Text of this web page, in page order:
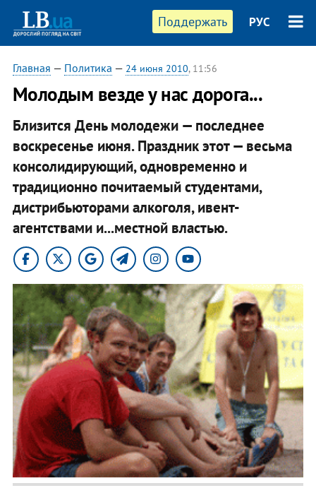
Поддержать РУС
Главная — Политика — 24 июня 2010, 11:56
Молодым везде у нас дорога...
Близится День молодежи — последнее
воскресенье июня. Праздник этот — весьма
консолидирующий, одновременно и
традиционно почитаемый студентами,
дистрибьюторами алкоголя, ивент-
агентствами и...местной властью.